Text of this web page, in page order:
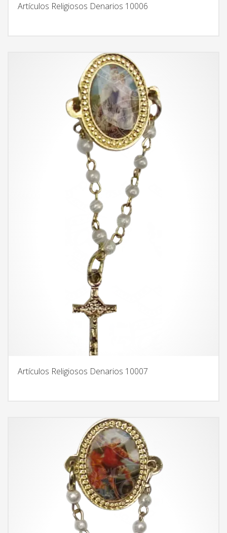
Artículos Religiosos Denarios 10006
Artículos Religiosos Denarios 10007